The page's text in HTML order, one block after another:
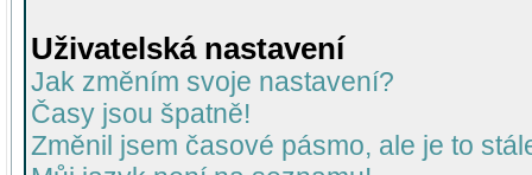
Uživatelská nastavení
Jak změním svoje nastavení?
Časy jsou špatně!
Změnil jsem časové pásmo, ale je to